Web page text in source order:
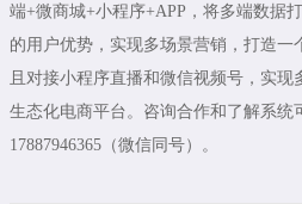
端+微商城+小程序+APP，将多端数据
的用户优势，实现多场景营销，打造一
且对接小程序直播和微信视频号，实
生态化电商平台。咨询合作和了解系统
17887946365（微信同号）。